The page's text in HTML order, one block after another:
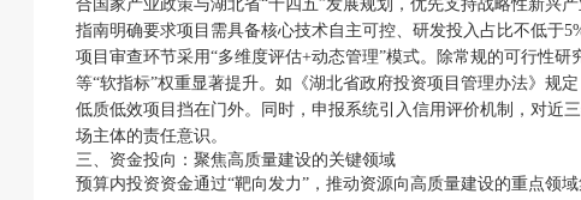
合国家产业政策与湖北省“十四五”发展规划，优先支持战略性新兴
指南明确要求项目需具备核心技术自主可控、研发投入占比不低于
项目审查环节采用“多维度评估+动态管理”模式。除常规的可行性
等“软指标”权重显著提升。如《湖北省政府投资项目管理办法》规
低质低效项目挡在门外。同时，申报系统引入信用评价机制，对近
场主体的责任意识。
三、资金投向：聚焦高质量建设的关键领域
预算内投资资金通过“靶向发力”，推动资源向高质量建设的重点领